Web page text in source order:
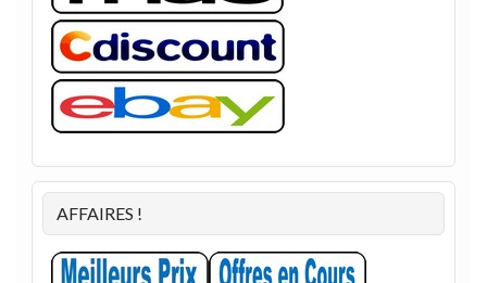
AFFAIRES !